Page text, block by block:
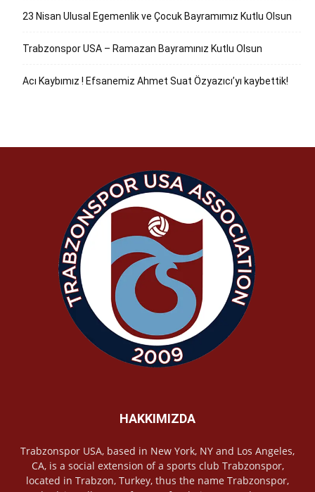
23 Nisan Ulusal Egemenlik ve Çocuk Bayramımız Kutlu Olsun
Trabzonspor USA – Ramazan Bayramınız Kutlu Olsun
Acı Kaybımız ! Efsanemiz Ahmet Suat Özyazıcı’yı kaybettik!
HAKKIMIZDA
Trabzonspor USA, based in New York, NY and Los Angeles,
CA, is a social extension of a sports club Trabzonspor,
located in Trabzon, Turkey, thus the name Trabzonspor,